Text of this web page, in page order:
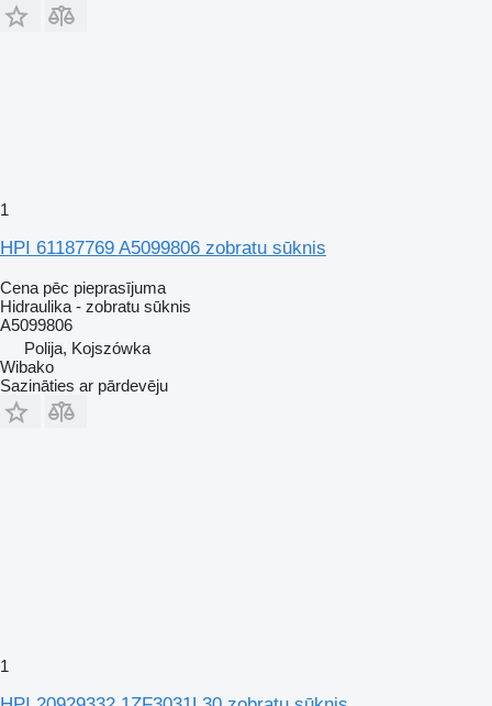
1
HPI 61187769 A5099806 zobratu sūknis
Cena pēc pieprasījuma
Hidraulika - zobratu sūknis
A5099806
Polija, Kojszówka
Wibako
Sazināties ar pārdevēju
1